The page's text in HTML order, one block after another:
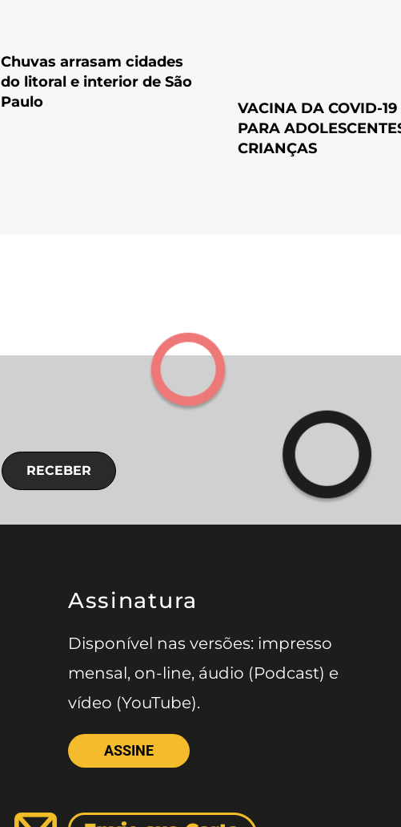
Chuvas arrasam cidades
do litoral e interior de São
Paulo
VACINA DA COVID-19
PARA
CRIANÇAS
RECEBER
Assinatura
Disponível nas versões: impresso
mensal, on-line, áudio (Podcast) e
vídeo (YouTube).
ASSINE